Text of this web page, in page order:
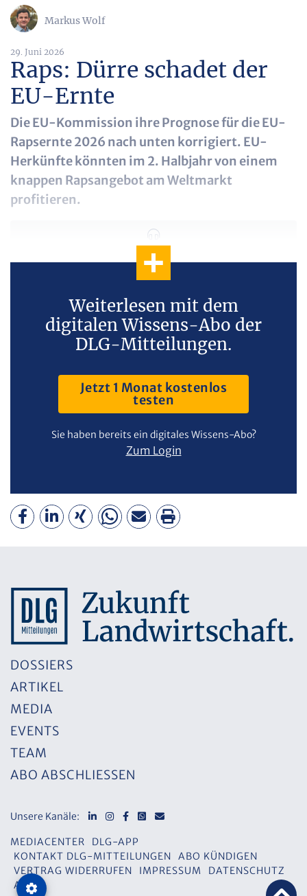
Markus Wolf
29. Juni 2026
Raps: Dürre schadet der
EU-Ernte
Die EU-Kommission ihre Prognose für die EU-
Rapsernte 2026 nach unten korrigiert. EU-
Herkünfte könnten im 2. Halbjahr von einem
knappen Rapsangebot am Weltmarkt
profitieren.
Weiterlesen mit dem
digitalen Wissens-Abo der
DLG-Mitteilungen.
Jetzt 1 Monat kostenlos
testen
Sie haben bereits ein digitales Wissens-Abo?
Zum Login
DOSSIERS
ARTIKEL
MEDIA
EVENTS
TEAM
ABO ABSCHLIESSEN
Unsere Kanäle:
MEDIACENTER
DLG-APP
KONTAKT DLG-MITTEILUNGEN
ABO KÜNDIGEN
VERTRAG WIDERRUFEN
IMPRESSUM
DATENSCHUTZ
AGB